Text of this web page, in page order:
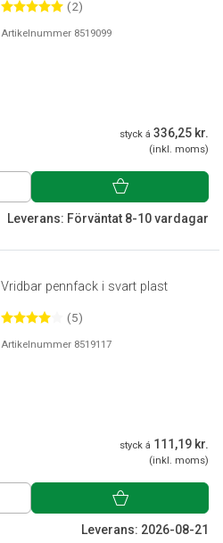
(2)
Artikelnummer 8519099
styck á 336,25 kr.
(inkl. moms)
Leverans: Förväntat 8-10 vardagar
Vridbar pennfack i svart plast
(5)
Artikelnummer 8519117
styck á 111,19 kr.
(inkl. moms)
Leverans: 2026-08-21